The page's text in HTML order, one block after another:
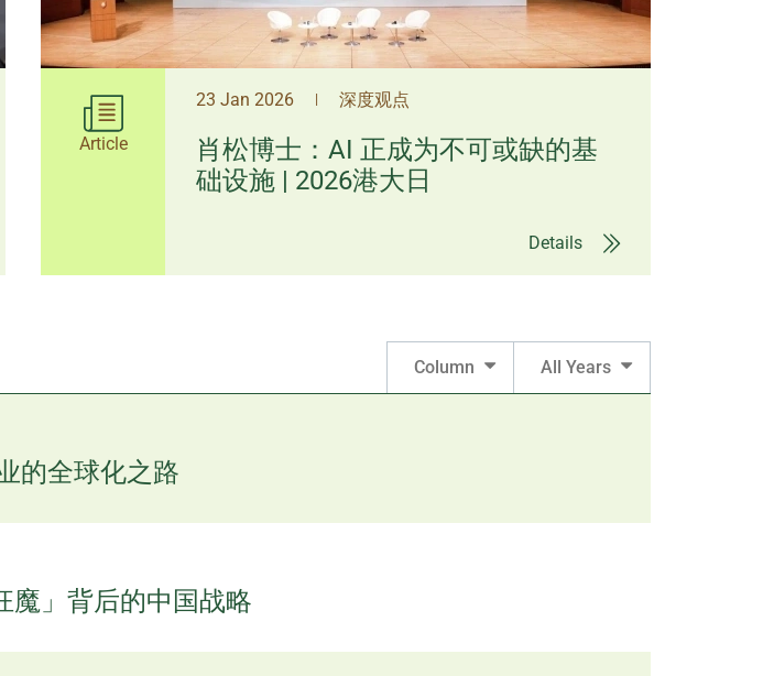
Article
23 Jan 2026 | 深度观点
肖松博士：AI 正成为不可或缺的基
础设施 | 2026港大日
Details
Column All Years
的全球化之路
魔」背后的中国战略